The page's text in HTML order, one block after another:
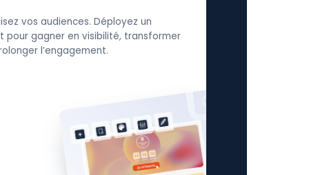
vos audiences. Déployez un
gagner en visibilité, transformer
l’engagement.